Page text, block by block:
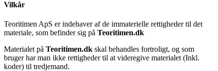
Vilkår
Teoritimen ApS er indehaver af de immaterielle rettigheder til det
materiale, som befinder sig på Teoritimen.dk
Materialet på Teoritimen.dk skal behandles fortroligt, og som
bruger har man ikke rettigheder til at videregive materialet (Inkl.
koder) til tredjemand.